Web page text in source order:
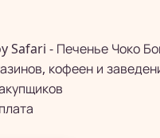
Safari - Печенье Чоко
кофеен и